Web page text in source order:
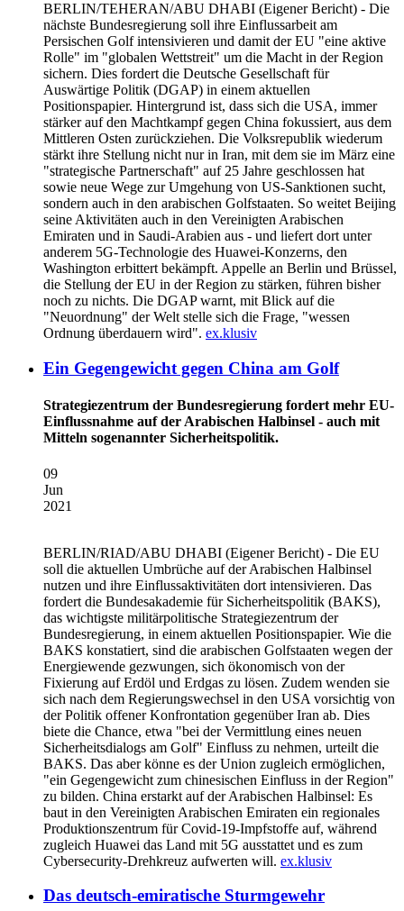
BERLIN/TEHERAN/ABU DHABI (Eigener Bericht) - Die
nächste Bundesregierung soll ihre Einflussarbeit am
Persischen Golf intensivieren und damit der EU "eine aktive
Rolle" im "globalen Wettstreit" um die Macht in der Region
sichern. Dies fordert die Deutsche Gesellschaft für
Auswärtige Politik (DGAP) in einem aktuellen
Positionspapier. Hintergrund ist, dass sich die USA, immer
stärker auf den Machtkampf gegen China fokussiert, aus dem
Mittleren Osten zurückziehen. Die Volksrepublik wiederum
stärkt ihre Stellung nicht nur in Iran, mit dem sie im März eine
"strategische Partnerschaft" auf 25 Jahre geschlossen hat
sowie neue Wege zur Umgehung von US-Sanktionen sucht,
sondern auch in den arabischen Golfstaaten. So weitet Beijing
seine Aktivitäten auch in den Vereinigten Arabischen
Emiraten und in Saudi-Arabien aus - und liefert dort unter
anderem 5G-Technologie des Huawei-Konzerns, den
Washington erbittert bekämpft. Appelle an Berlin und Brüssel,
die Stellung der EU in der Region zu stärken, führen bisher
noch zu nichts. Die DGAP warnt, mit Blick auf die
"Neuordnung" der Welt stelle sich die Frage, "wessen
Ordnung überdauern wird". ex.klusiv
Ein Gegengewicht gegen China am Golf
Strategiezentrum der Bundesregierung fordert mehr EU-
Einflussnahme auf der Arabischen Halbinsel - auch mit
Mitteln sogenannter Sicherheitspolitik.
09
Jun
2021
BERLIN/RIAD/ABU DHABI (Eigener Bericht) - Die EU
soll die aktuellen Umbrüche auf der Arabischen Halbinsel
nutzen und ihre Einflussaktivitäten dort intensivieren. Das
fordert die Bundesakademie für Sicherheitspolitik (BAKS),
das wichtigste militärpolitische Strategiezentrum der
Bundesregierung, in einem aktuellen Positionspapier. Wie die
BAKS konstatiert, sind die arabischen Golfstaaten wegen der
Energiewende gezwungen, sich ökonomisch von der
Fixierung auf Erdöl und Erdgas zu lösen. Zudem wenden sie
sich nach dem Regierungswechsel in den USA vorsichtig von
der Politik offener Konfrontation gegenüber Iran ab. Dies
biete die Chance, etwa "bei der Vermittlung eines neuen
Sicherheitsdialogs am Golf" Einfluss zu nehmen, urteilt die
BAKS. Das aber könne es der Union zugleich ermöglichen,
"ein Gegengewicht zum chinesischen Einfluss in der Region"
zu bilden. China erstarkt auf der Arabischen Halbinsel: Es
baut in den Vereinigten Arabischen Emiraten ein regionales
Produktionszentrum für Covid-19-Impfstoffe auf, während
zugleich Huawei das Land mit 5G ausstattet und es zum
Cybersecurity-Drehkreuz aufwerten will. ex.klusiv
Das deutsch-emiratische Sturmgewehr